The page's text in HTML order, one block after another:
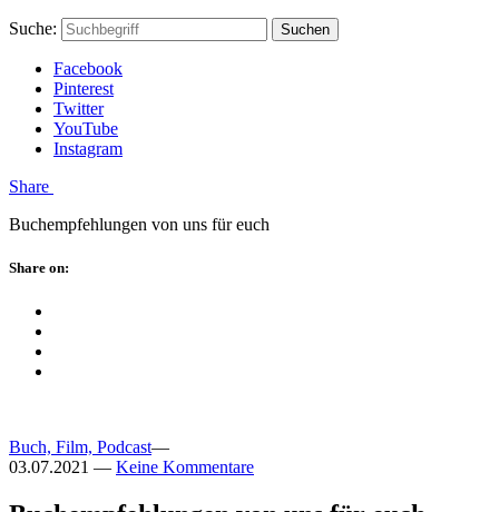
Skip
content
Hauptstadtmutti
Schließen
Search
Schließen
Suche: Suchen
Facebook
Pinterest
Twitter
YouTube
Instagram
Menü
Share
Buchempfehlungen von uns für euch
Schließen
Share on:
Buch, Film, Podcast—
03.07.2021 — Keine Kommentare